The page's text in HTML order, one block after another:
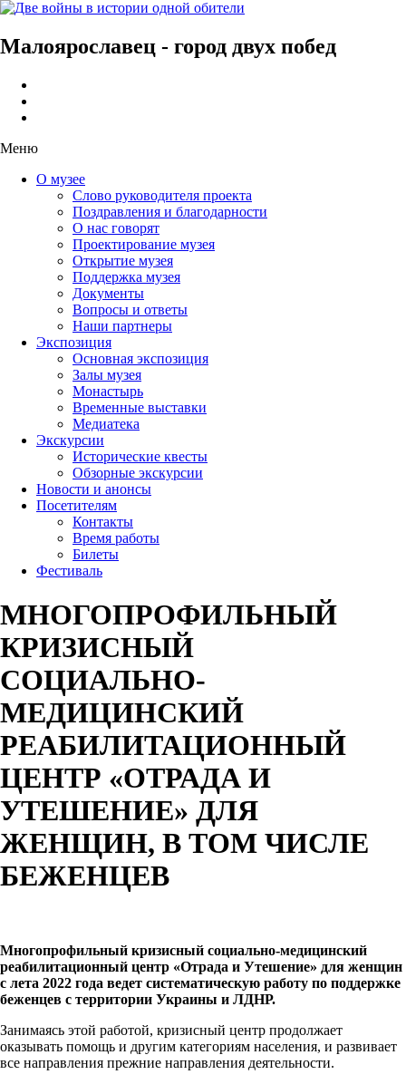
Малоярославец - город двух побед
Меню
О музее
Слово руководителя проекта
Поздравления и благодарности
О нас говорят
Проектирование музея
Открытие музея
Поддержка музея
Документы
Вопросы и ответы
Наши партнеры
Экспозиция
Основная экспозиция
Залы музея
Монастырь
Временные выставки
Медиатека
Экскурсии
Исторические квесты
Обзорные экскурсии
Новости и анонсы
Посетителям
Контакты
Время работы
Билеты
Фестиваль
МНОГОПРОФИЛЬНЫЙ
КРИЗИСНЫЙ
СОЦИАЛЬНО-
МЕДИЦИНСКИЙ
РЕАБИЛИТАЦИОННЫЙ
ЦЕНТР «ОТРАДА И
УТЕШЕНИЕ» ДЛЯ
ЖЕНЩИН, В ТОМ ЧИСЛЕ
БЕЖЕНЦЕВ
Многопрофильный кризисный социально-медицинский
реабилитационный центр «Отрада и Утешение» для женщин
с лета 2022 года ведет систематическую работу по поддержке
беженцев с территории Украины и ЛДНР.
Занимаясь этой работой, кризисный центр продолжает
оказывать помощь и другим категориям населения, и развивает
все направления прежние направления деятельности.